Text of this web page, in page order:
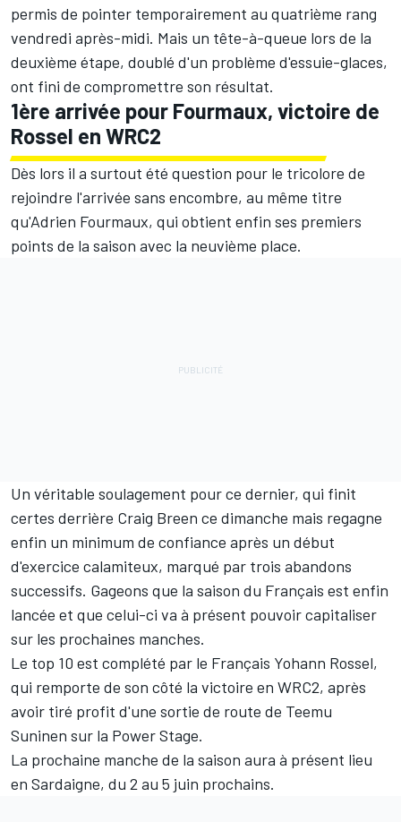
permis de pointer temporairement au quatrième rang
vendredi après-midi. Mais un tête-à-queue lors de la
deuxième étape, doublé d'un problème d'essuie-glaces,
ont fini de compromettre son résultat.
1ère arrivée pour Fourmaux, victoire de
Rossel en WRC2
Dès lors il a surtout été question pour le tricolore de
rejoindre l'arrivée sans encombre, au même titre
qu'Adrien Fourmaux, qui obtient enfin ses premiers
points de la saison avec la neuvième place.
Un véritable soulagement pour ce dernier, qui finit
certes derrière Craig Breen ce dimanche mais regagne
enfin un minimum de confiance après un début
d'exercice calamiteux, marqué par trois abandons
successifs. Gageons que la saison du Français est enfin
lancée et que celui-ci va à présent pouvoir capitaliser
sur les prochaines manches.
Le top 10 est complété par le Français Yohann Rossel,
qui remporte de son côté la victoire en WRC2, après
avoir tiré profit d'une sortie de route de Teemu
Suninen sur la Power Stage.
La prochaine manche de la saison aura à présent lieu
en Sardaigne, du 2 au 5 juin prochains.